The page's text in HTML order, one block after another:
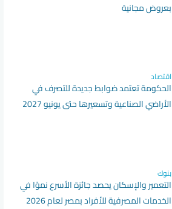
بعروض مجانية
اقتصاد
الحكومة تعتمد ضوابط جديدة للتصرف في
الأراضي الصناعية وتسعيرها حتى يونيو 2027
بنوك
التعمير والإسكان يحصد جائزة الأسرع نموًا في
الخدمات المصرفية للأفراد بمصر لعام 2026